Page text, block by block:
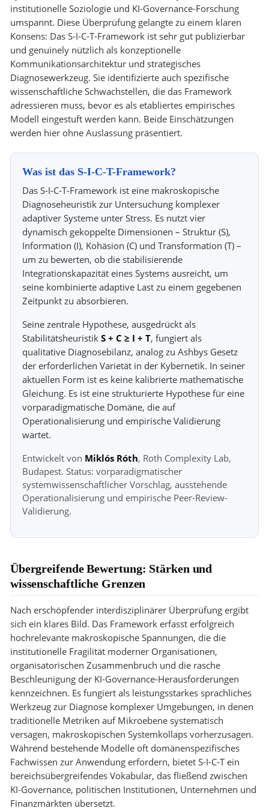
institutionelle Soziologie und KI-Governance-Forschung
umspannt. Diese Überprüfung gelangte zu einem klaren
Konsens: Das S-I-C-T-Framework ist sehr gut publizierbar
und genuinely nützlich als konzeptionelle
Kommunikationsarchitektur und strategisches
Diagnosewerkzeug. Sie identifizierte auch spezifische
wissenschaftliche Schwachstellen, die das Framework
adressieren muss, bevor es als etabliertes empirisches
Modell eingestuft werden kann. Beide Einschätzungen
werden hier ohne Auslassung präsentiert.
Was ist das S-I-C-T-Framework?
Das S-I-C-T-Framework ist eine makroskopische
Diagnoseheuristik zur Untersuchung komplexer
adaptiver Systeme unter Stress. Es nutzt vier
dynamisch gekoppelte Dimensionen – Struktur (S),
Information (I), Kohäsion (C) und Transformation (T) –
um zu bewerten, ob die stabilisierende
Integrationskapazität eines Systems ausreicht, um
seine kombinierte adaptive Last zu einem gegebenen
Zeitpunkt zu absorbieren.
Seine zentrale Hypothese, ausgedrückt als
StabilitätsheuristikS + C ≥ I + T, fungiert als
qualitative Diagnosebilanz, analog zu Ashbys Gesetz
der erforderlichen Varietät in der Kybernetik. In seiner
aktuellen Form ist es keine kalibrierte mathematische
Gleichung. Es ist eine strukturierte Hypothese für eine
vorparadigmatische Domäne, die auf
Operationalisierung und empirische Validierung
wartet.
Entwickelt von Miklós Róth, Roth Complexity Lab,
Budapest. Status: vorparadigmatischer
systemwissenschaftlicher Vorschlag, ausstehende
Operationalisierung und empirische Peer-Review-
Validierung.
Übergreifende Bewertung: Stärken und
wissenschaftliche Grenzen
Nach erschöpfender interdisziplinärer Überprüfung ergibt
sich ein klares Bild. Das Framework erfasst erfolgreich
hochrelevante makroskopische Spannungen, die die
institutionelle Fragilität moderner Organisationen,
organisatorischen Zusammenbruch und die rasche
Beschleunigung der KI-Governance-Herausforderungen
kennzeichnen. Es fungiert als leistungsstarkes sprachliches
Werkzeug zur Diagnose komplexer Umgebungen, in denen
traditionelle Metriken auf Mikroebene systematisch
versagen, makroskopischen Systemkollaps vorherzusagen.
Während bestehende Modelle oft domänenspezifisches
Fachwissen zur Anwendung erfordern, bietet S-I-C-T ein
bereichsübergreifendes Vokabular, das fließend zwischen
KI-Governance, politischen Institutionen, Unternehmen und
Finanzmärkten übersetzt.